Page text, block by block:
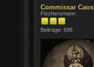
Commissar Caos
Fischersmann
Beiträge: 696